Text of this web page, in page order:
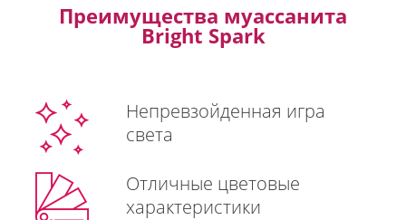
Преимущества муассанита
Bright Spark
Непревзойденная игра
света
Отличные цветовые
характеристики